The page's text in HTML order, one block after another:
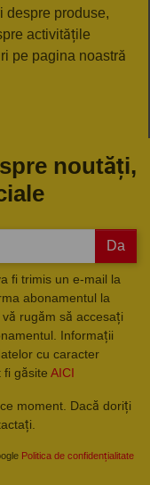
despre produse,
activitățile
pe pagina noastră
noutăți,
Da
fi trimis un e-mail la
abonamentul la
rugăm să accesați
Informații
cu caracter
fi găsite AICI
moment. Dacă doriți
Politica de confidențialitate